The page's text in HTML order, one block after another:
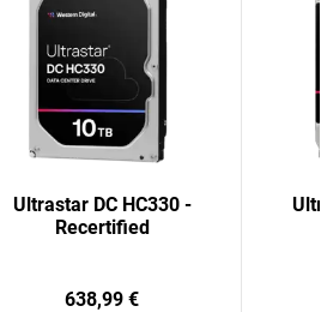
Ultrastar DC HC330 -
Recertified
638,99 €